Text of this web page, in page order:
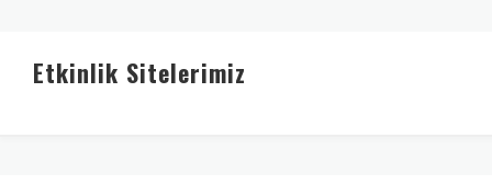
Etkinlik Sitelerimiz